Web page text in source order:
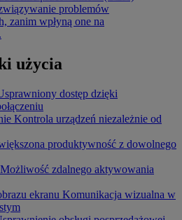
problemów
zanim wpłyną one na
użycia
dostęp dzięki
Kontrola urządzeń niezależnie od
produktywność z dowolnego
Możliwość zdalnego aktywowania
ekranu Komunikacja wizualna w